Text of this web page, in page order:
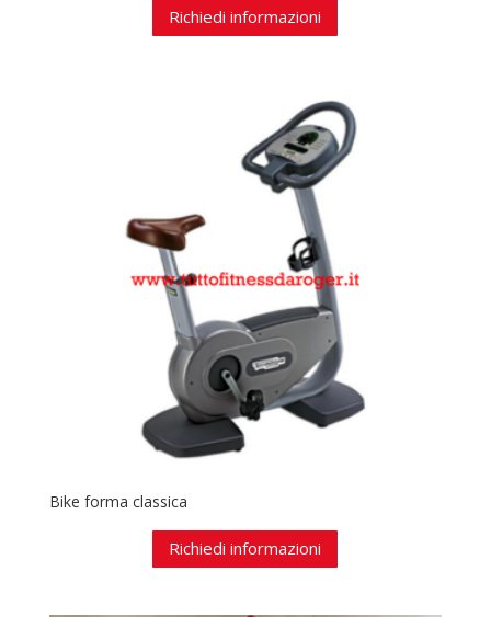
Richiedi informazioni
Bike forma classica
Richiedi informazioni